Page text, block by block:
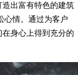
出富有特色的建筑
心情。通过为客户
身心上得到充分的